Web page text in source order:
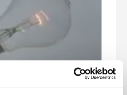
failliet: wat moet ik